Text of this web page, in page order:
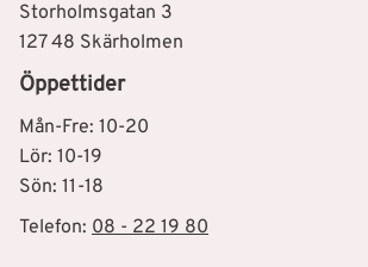
Storholmsgatan 3
127 48 Skärholmen
Öppettider
Mån-Fre: 10-20
Lör: 10-19
Sön: 11-18
Telefon: 08 - 22 19 80